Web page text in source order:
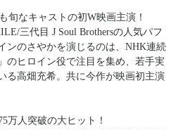
旬なキャストの初W映画主演！
三代目 J Soul Brothersの人気パフ
ンのさやかを演じるのは、NHK連続
のヒロイン役で注目を集め、若手実
る高畑充希。共に今作が映画初主演
万人突破の大ヒット！